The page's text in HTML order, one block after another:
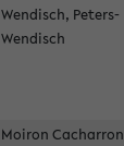
Wendisch, Peters-
Wendisch
Moiron Cacharron